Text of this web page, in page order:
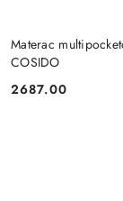
Materac
COSIDO
Cena:
2687.00